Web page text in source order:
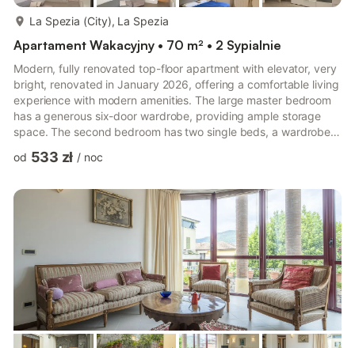
La Spezia (City), La Spezia
Apartament Wakacyjny • 70 m² • 2 Sypialnie
Modern, fully renovated top-floor apartment with elevator, very
bright, renovated in January 2026, offering a comfortable living
experience with modern amenities. The large master bedroom
has a generous six-door wardrobe, providing ample storage
space. The second bedroom has two single beds, a wardrobe,
A third bed is available on request. The inviting living room
long day. It also includes a flat-screen TV for your
entertainment needs. From the living room, you c...
od 533 zł / noc